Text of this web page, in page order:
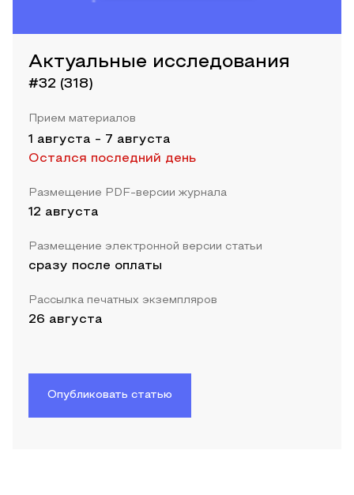
Актуальные исследования
#32 (318)
Прием материалов
1 августа - 7 августа
Остался последний день
Размещение PDF-версии журнала
12 августа
Размещение электронной версии статьи
сразу после оплаты
Рассылка печатных экземпляров
26 августа
Опубликовать статью